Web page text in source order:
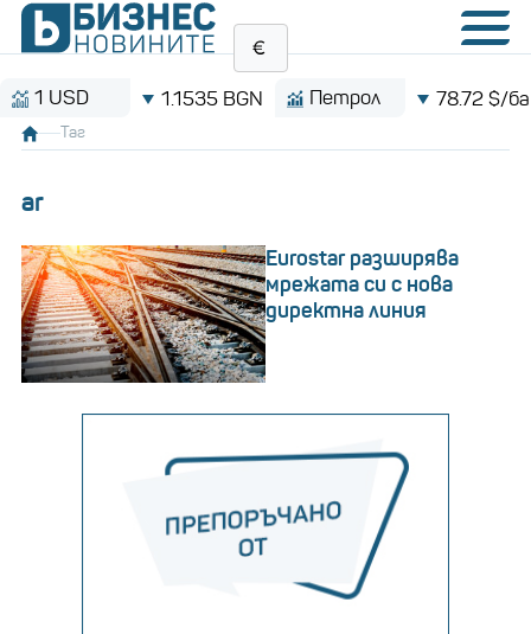
1.1535 BGN Петрол 78.72 $/барел
Таг
ar
Eurostar разширява
мрежата си с нова
директна линия